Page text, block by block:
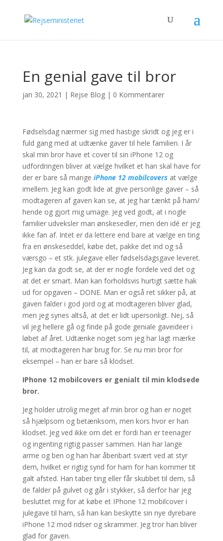
En genial gave til bror
jan 30, 2021 | Rejse Blog| 0 Kommentarer
Fødselsdag nærmer sig med hastige skridt og jeg er i
fuld gang med at udtænke gaver til hele familien. I år
skal min bror have et cover til sin iPhone 12 og
udfordringen bliver at vælge hvilket et han skal have for
der er bare så mange iPhone 12 mobilcovers at vælge
imellem. Jeg kan godt lide at give personlige gaver – så
modtageren af gaven kan se, at jeg har tænkt på ham/
hende og gjort mig umage. Jeg ved godt, at i nogle
familier udveksler man ønskesedler, men den idé er jeg
ikke fan af. Intet er da lettere end bare at vælge en ting
fra en ønskeseddel, købe det, pakke det ind og så
værsgo – et stk. julegave eller fødselsdagsgave leveret.
Jeg kan da godt se, at der er nogle fordele ved det og
at det er smart. Man kan forholdsvis hurtigt sætte hak
ud for opgaven – DONE. Man er også ret sikker på, at
gaven falder i god jord og at modtageren bliver glad,
men jeg synes altså, at det er lidt upersonligt. Nej, så
vil jeg hellere gå og finde på gode geniale gaveideer i
løbet af året. Udtænke noget som jeg har lagt mærke
til, at modtageren har brug for. Se nu min bror for
eksempel – han er bare så klodset.
IPhone 12 mobilcovers er genialt til min klodsede
bror.
Jeg holder utrolig meget af min bror og han er noget
så hjælpsom og betænksom, men kors hvor er han
klodset. Jeg ved ikke om det er fordi han er teenager
og ingenting rigtig passer sammen. Han har lange
arme og ben og han har åbenbart svært ved at styr
dem, hvilket er rigtig synd for ham for han kommer tit
galt afsted. Han taber ting eller får skubbet til dem, så
de falder på gulvet og går i stykker, så derfor har jeg
besluttet mig for at købe et IPhone 12 mobilcover i
julegave til ham, så han kan beskytte sin nye dyrebare
iPhone 12 mod ridser og skrammer. Jeg tror han bliver
glad for gaven.